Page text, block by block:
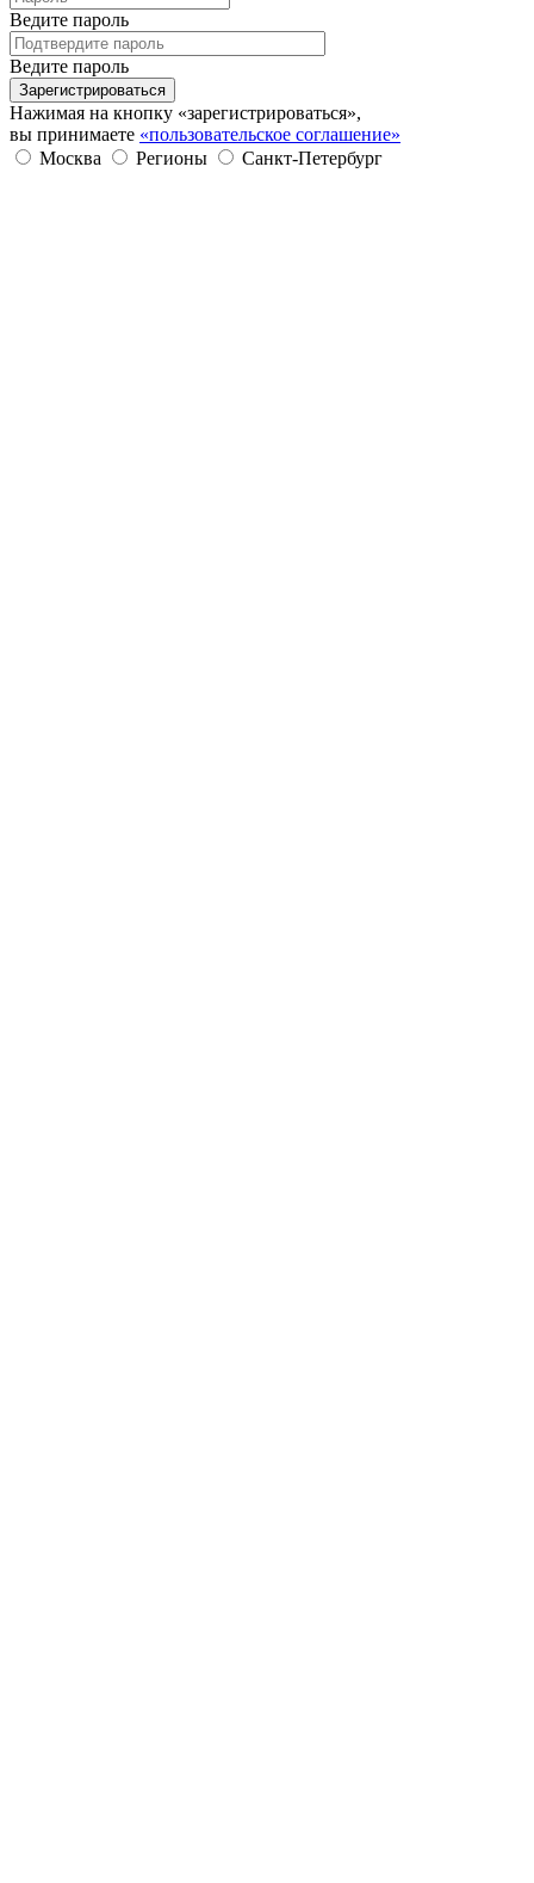
Ведите пароль
Ведите пароль
Зарегистрироваться
Нажимая на кнопку «зарегистрироваться»,
вы принимаете «пользовательское соглашение»
Москва
Регионы Санкт-Петербург